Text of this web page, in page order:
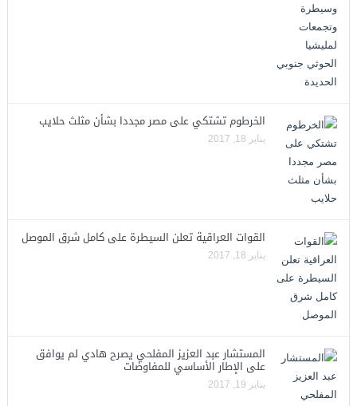
الخرطوم تشتكي على مصر مجددا بشأن مثلث حلايب
يناير 18, 2017
القوات العراقية تعلن السيطرة على كامل شرق الموصل
يناير 18, 2017
المستشار عبد العزيز المفلحي يصرح هادي لم يوافق
على الإطار الأساسي للمفاوضات
يناير 19, 2017